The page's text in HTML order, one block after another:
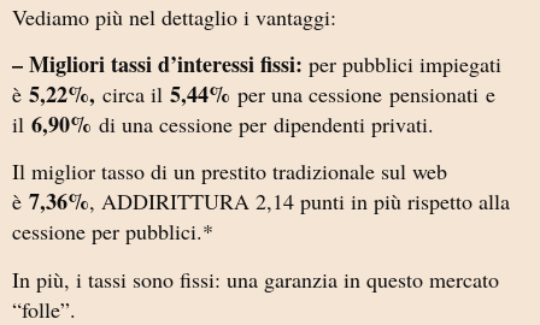
Vediamo più nel dettaglio i vantaggi:
– Migliori tassi d’interessi fissi: per pubblici impiegati
è 5,22%, circa il 5,44% per una cessione pensionati e
il 6,90% di una cessione per dipendenti privati.
Il miglior tasso di un prestito tradizionale sul web
è 7,36%, ADDIRITTURA 2,14 punti in più rispetto alla
cessione per pubblici.*
In più, i tassi sono fissi: una garanzia in questo mercato
“folle”.